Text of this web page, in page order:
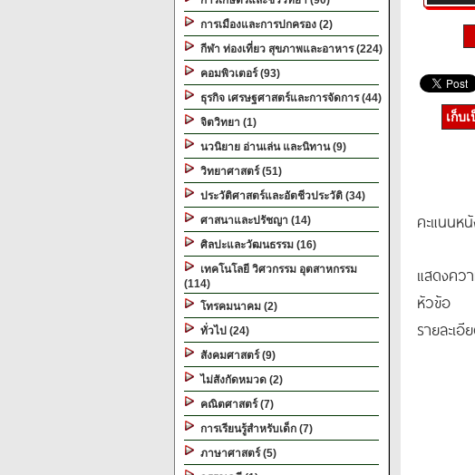
การเมืองและการปกครอง (2)
กีฬา ท่องเที่ยว สุขภาพและอาหาร (224)
คอมพิวเตอร์ (93)
ธุรกิจ เศรษฐศาสตร์และการจัดการ (44)
จิตวิทยา (1)
นวนิยาย อ่านเล่น และนิทาน (9)
วิทยาศาสตร์ (51)
ประวัติศาสตร์และอัตชีวประวัติ (34)
ศาสนาและปรัชญา (14)
ศิลปะและวัฒนธรรม (16)
เทคโนโลยี วิศวกรรม อุตสาหกรรม
(114)
โทรคมนาคม (2)
ทั่วไป (24)
สังคมศาสตร์ (9)
ไม่สังกัดหมวด (2)
คณิตศาสตร์ (7)
การเรียนรู้สำหรับเด็ก (7)
ภาษาศาสตร์ (5)
เก็บ
คะแนนห
แสดงคว
หัวข้อ
รายละเอี